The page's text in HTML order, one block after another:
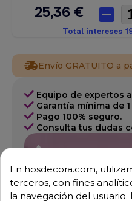
Envío GRATUITO a
Equipo de expertos
Garantía mínima de
Pago 100% seguro.
Consulta tus dudas
976 25 59 91
En hosdecora.com,
terceros, con fines
la navegación del